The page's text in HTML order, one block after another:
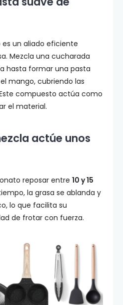
es un aliado eficiente
Mezcla una cucharada
hasta formar una pasta
mango, cubriendo las
compuesto actúa como
el material.
actúe unos
reposar entre 10 y 15
la grasa se ablanda y
lo que facilita su
de frotar con fuerza.